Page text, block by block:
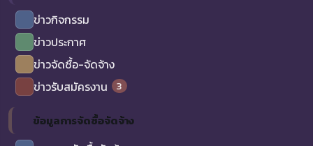
ข่าวกิจกรรม
ข่าวประกาศ
ข่าวจัดซื้อ-จัดจ้าง
ข่าวรับสมัครงาน
3
ข้อมูลการจัดซื้อจัดจ้าง